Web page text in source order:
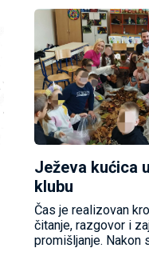
Ježeva kućica
klubu
Čas je realizovan
čitanje, razgovor i
promišljanje. Nakon